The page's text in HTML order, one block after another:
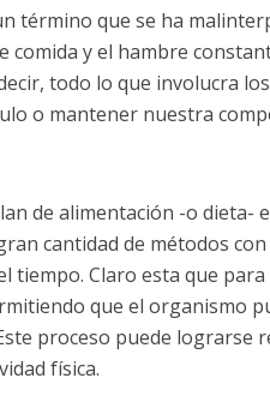
término que se ha
comida y el hambre
todo lo que involucra
o mantener nuestra
de alimentación -o
cantidad de métodos
tiempo. Claro esta que
que el organismo
proceso puede lograrse
física.